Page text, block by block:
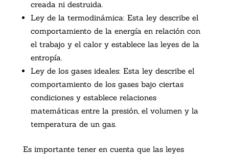
creada ni destruida.
Ley de la termodinámica: Esta ley describe el
comportamiento de la energía en relación con
el trabajo y el calor y establece las leyes de la
entropía.
Ley de los gases ideales: Esta ley describe el
comportamiento de los gases bajo ciertas
condiciones y establece relaciones
matemáticas entre la presión, el volumen y la
temperatura de un gas.
Es importante tener en cuenta que las leyes